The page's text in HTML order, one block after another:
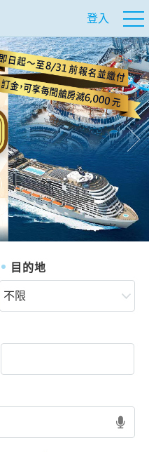
登入
往
目的地